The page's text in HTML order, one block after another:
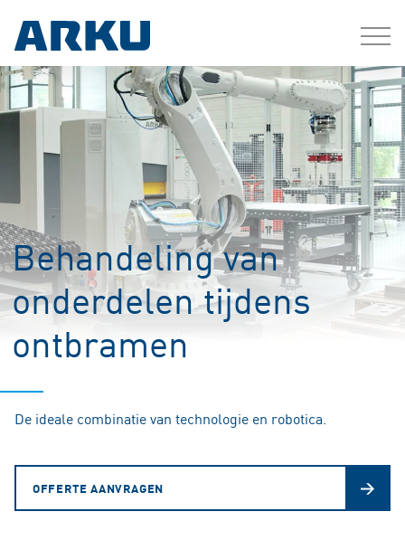
Behandeling van
onderdelen tijdens
ontbramen
De ideale combinatie van technologie en robotica.
OFFERTE AANVRAGEN